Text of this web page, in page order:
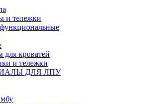
и тележки
кроватей
и тележки
ДЛЯ ЛПУ